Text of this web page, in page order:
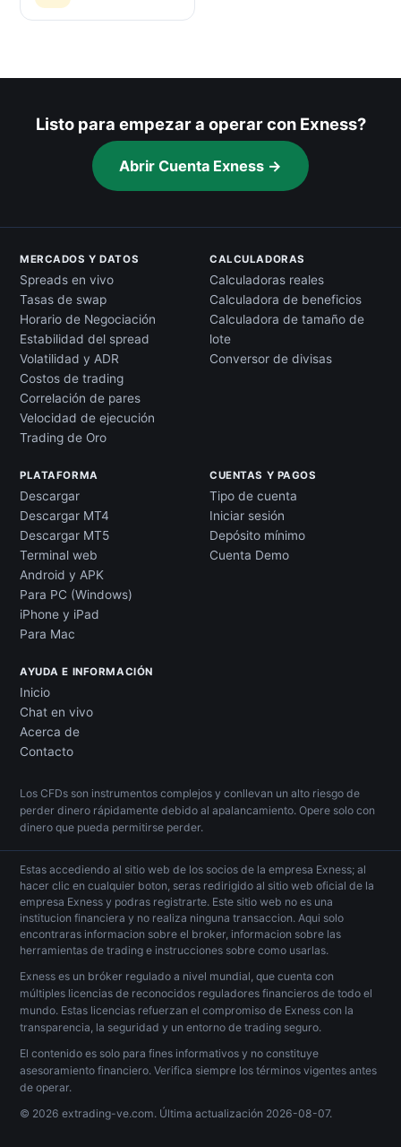
Listo para empezar a operar con Exness?
Abrir Cuenta Exness →
MERCADOS Y DATOS
Spreads en vivo
Tasas de swap
Horario de Negociación
Estabilidad del spread
Volatilidad y ADR
Costos de trading
Correlación de pares
Velocidad de ejecución
Trading de Oro
CALCULADORAS
Calculadoras reales
Calculadora de beneficios
Calculadora de tamaño de
lote
Conversor de divisas
PLATAFORMA
Descargar
Descargar MT4
Descargar MT5
Terminal web
Android y APK
Para PC (Windows)
iPhone y iPad
Para Mac
CUENTAS Y PAGOS
Tipo de cuenta
Iniciar sesión
Depósito mínimo
Cuenta Demo
AYUDA E INFORMACIÓN
Inicio
Chat en vivo
Acerca de
Contacto
Los CFDs son instrumentos complejos y conllevan un alto riesgo de
perder dinero rápidamente debido al apalancamiento. Opere solo con
dinero que pueda permitirse perder.
Estas accediendo al sitio web de los socios de la empresa Exness; al
hacer clic en cualquier boton, seras redirigido al sitio web oficial de la
empresa Exness y podras registrarte. Este sitio web no es una
institucion financiera y no realiza ninguna transaccion. Aqui solo
encontraras informacion sobre el broker, informacion sobre las
herramientas de trading e instrucciones sobre como usarlas.
Exness es un bróker regulado a nivel mundial, que cuenta con
múltiples licencias de reconocidos reguladores financieros de todo el
mundo. Estas licencias refuerzan el compromiso de Exness con la
transparencia, la seguridad y un entorno de trading seguro.
El contenido es solo para fines informativos y no constituye
asesoramiento financiero. Verifica siempre los términos vigentes antes
de operar.
© 2026 extrading-ve.com. Última actualización 2026-08-07.